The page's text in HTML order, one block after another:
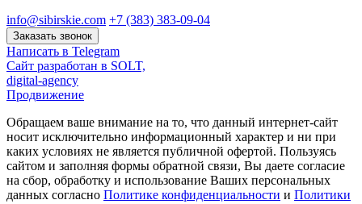
info@sibirskie.com +7 (383) 383-09-04
Заказать звонок
Написать в Telegram
Сайт разработан в SOLT,
digital-agency
Продвижение
Обращаем ваше внимание на то, что данный интернет-сайт
носит исключительно информационный характер и ни при
каких условиях не является публичной офертой. Пользуясь
сайтом и заполняя формы обратной связи, Вы даете согласие
на сбор, обработку и использование Ваших персональных
данных согласно Политике конфиденциальности и Политики